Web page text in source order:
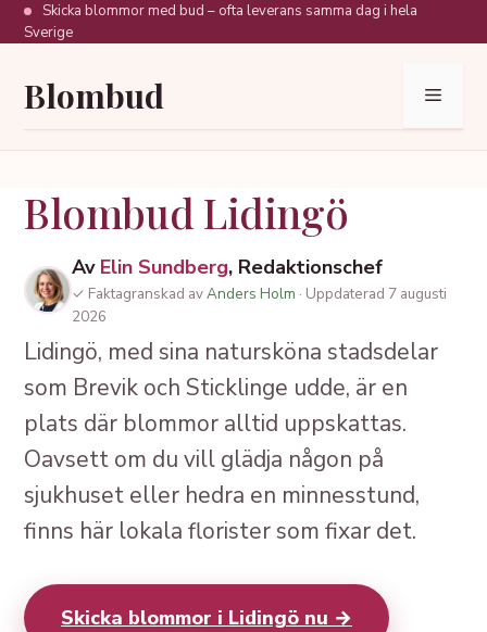
Hoppa
till
Skicka blommor med bud – ofta leverans samma dag i hela
Sverige
Blombud Meny
Blombud Lidingö
Av Elin Sundberg, Redaktionschef
✓ Faktagranskad avAnders Holm · Uppdaterad 7 augusti
2026
Lidingö, med sina natursköna stadsdelar
som Brevik och Sticklinge udde, är en
plats där blommor alltid uppskattas.
Oavsett om du vill glädja någon på
sjukhuset eller hedra en minnesstund,
finns här lokala florister som fixar det.
Skicka blommor i Lidingö nu →